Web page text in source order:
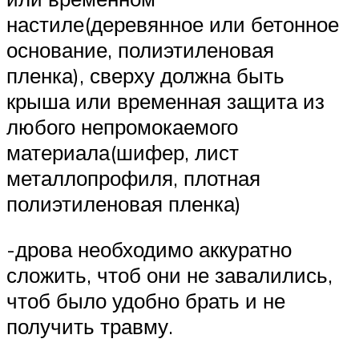
настиле(деревянное или бетонное
основание, полиэтиленовая
пленка), сверху должна быть
крыша или временная защита из
любого непромокаемого
материала(шифер, лист
металлопрофиля, плотная
полиэтиленовая пленка)
-дрова необходимо аккуратно
сложить, чтоб они не завалились,
чтоб было удобно брать и не
получить травму.